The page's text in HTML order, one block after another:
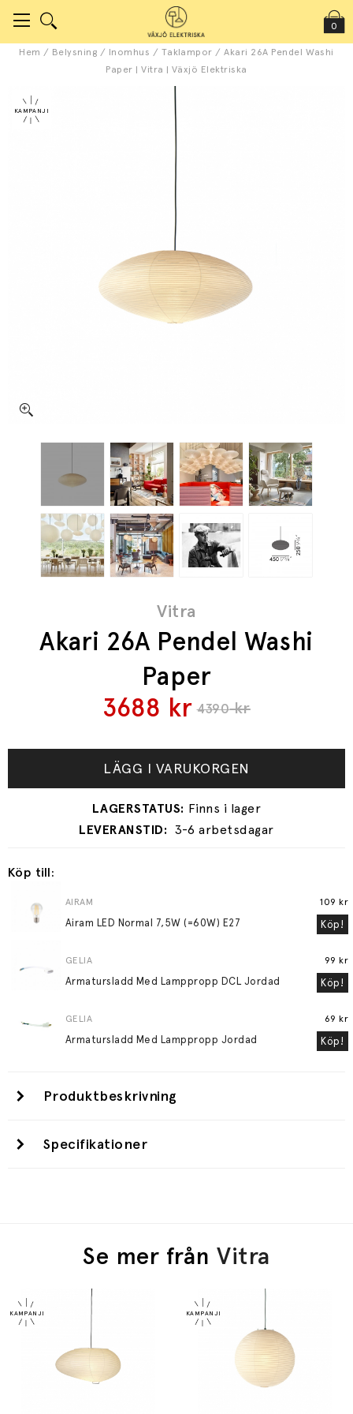
0
Hem / Belysning / Inomhus / Taklampor /Akari 26A Pendel Washi
Paper | Vitra | Växjö Elektriska
Vitra
Akari 26A Pendel Washi
Paper
4390kr
3688 kr
LÄGG I VARUKORGEN
3-6 arbetsdagar
Köp till:
AIRAM
Airam LED Normal 7,5W (=60W) E27
109 kr
Köp!
GELIA
Armatursladd Med Lamppropp DCL Jordad
99 kr
Köp!
GELIA
Armatursladd Med Lamppropp Jordad
69 kr
Köp!
Produktbeskrivning
Specifikationer
Se mer frånVitra